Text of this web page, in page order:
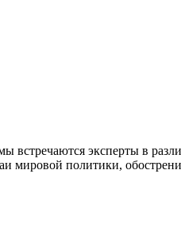
эксперты в
мировой политики,